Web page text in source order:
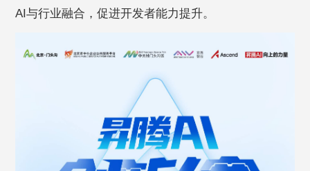
AI与行业融合，促进开发者能力提升。